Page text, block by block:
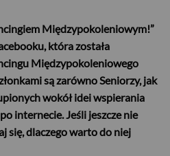
Międzypokoleniowym!”
która została
Międzypokoleniowego
są zarówno Seniorzy, jak
wokół idei wspierania
internecie. Jeśli jeszcze nie
się, dlaczego warto do niej